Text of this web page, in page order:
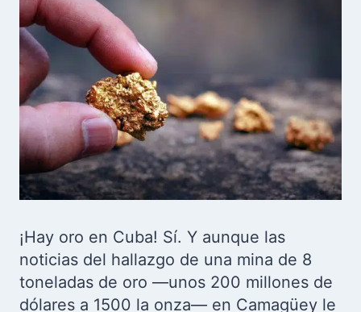
¡Hay oro en Cuba! Sí. Y aunque las
noticias del hallazgo de una mina de 8
toneladas de oro —unos 200 millones de
dólares a 1500 la onza— en Camagüey le